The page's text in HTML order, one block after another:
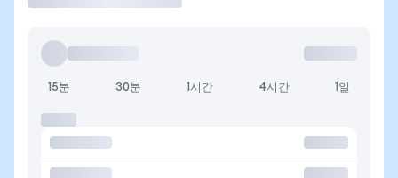
15분 30분 1시간 4시간 1일